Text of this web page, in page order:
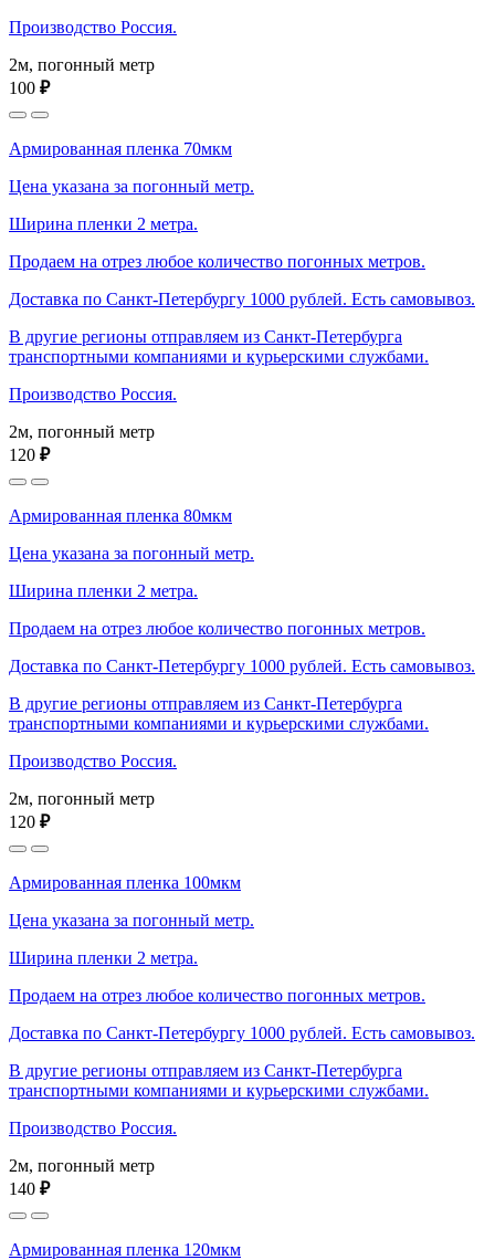
Производство Россия.
2м, погонный метр
100 ₽
Армированная пленка 70мкм
Цена указана за погонный метр.
Ширина пленки 2 метра.
Продаем на отрез любое количество погонных метров.
Доставка по Санкт-Петербургу 1000 рублей. Есть самовывоз.
В другие регионы отправляем из Санкт-Петербурга
транспортными компаниями и курьерскими службами.
Производство Россия.
2м, погонный метр
120 ₽
Армированная пленка 80мкм
Цена указана за погонный метр.
Ширина пленки 2 метра.
Продаем на отрез любое количество погонных метров.
Доставка по Санкт-Петербургу 1000 рублей. Есть самовывоз.
В другие регионы отправляем из Санкт-Петербурга
транспортными компаниями и курьерскими службами.
Производство Россия.
2м, погонный метр
120 ₽
Армированная пленка 100мкм
Цена указана за погонный метр.
Ширина пленки 2 метра.
Продаем на отрез любое количество погонных метров.
Доставка по Санкт-Петербургу 1000 рублей. Есть самовывоз.
В другие регионы отправляем из Санкт-Петербурга
транспортными компаниями и курьерскими службами.
Производство Россия.
2м, погонный метр
140 ₽
Армированная пленка 120мкм